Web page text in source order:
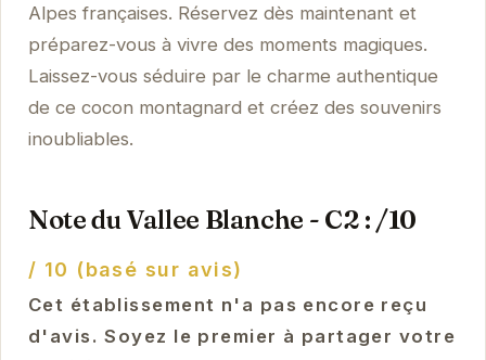
Alpes françaises. Réservez dès maintenant et
préparez-vous à vivre des moments magiques.
Laissez-vous séduire par le charme authentique
de ce cocon montagnard et créez des souvenirs
inoubliables.
Note du Vallee Blanche - C2 : /10
/ 10 (basé sur avis)
Cet établissement n'a pas encore reçu
d'avis. Soyez le premier à partager votre